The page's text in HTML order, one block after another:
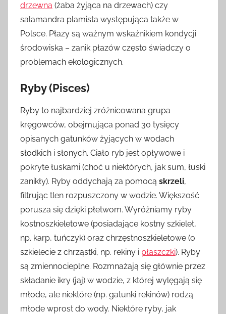
drzewna (żaba żyjąca na drzewach) czy
salamandra plamista występująca także w
Polsce. Płazy są ważnym wskaźnikiem kondycji
środowiska – zanik płazów często świadczy o
problemach ekologicznych.
Ryby (Pisces)
Ryby to najbardziej zróżnicowana grupa
kręgowców, obejmująca ponad 30 tysięcy
opisanych gatunków żyjących w wodach
słodkich i słonych. Ciało ryb jest opływowe i
pokryte łuskami (choć u niektórych, jak sum, łuski
zanikły). Ryby oddychają za pomocą skrzeli,
filtrując tlen rozpuszczony w wodzie. Większość
porusza się dzięki płetwom. Wyróżniamy ryby
kostnoszkieletowe (posiadające kostny szkielet,
np. karp, tuńczyk) oraz chrzęstnoszkieletowe (o
szkielecie z chrząstki, np. rekiny i płaszczki). Ryby
są zmiennocieplne. Rozmnażają się głównie przez
składanie ikry (jaj) w wodzie, z której wylęgają się
młode, ale niektóre (np. gatunki rekinów) rodzą
młode wprost do wody. Niektóre ryby, jak